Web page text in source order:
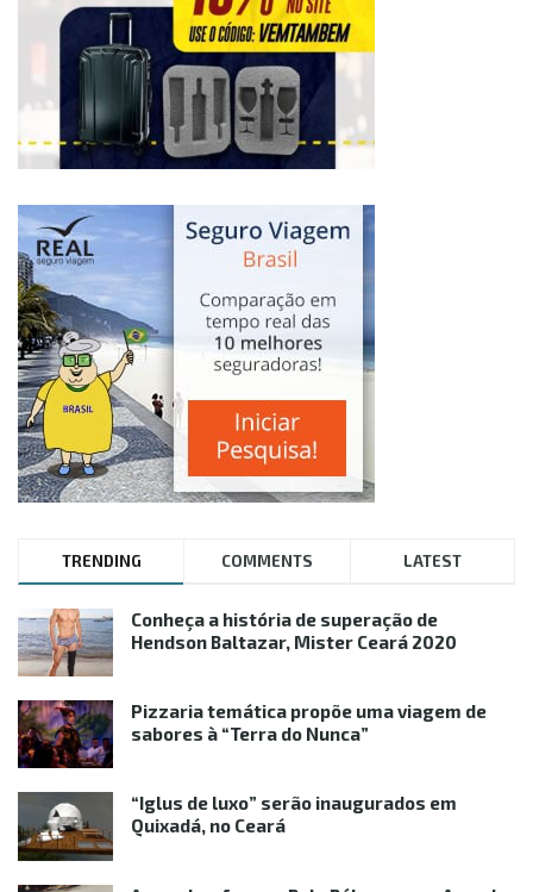
TRENDING COMMENTS LATEST
Conheça a história de superação de
Hendson Baltazar, Mister Ceará 2020
Pizzaria temática propõe uma viagem de
sabores à “Terra do Nunca”
“Iglus de luxo” serão inaugurados em
Quixadá, no Ceará